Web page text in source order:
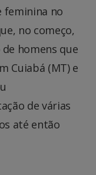
feminina no
no começo,
homens que
Cuiabá (MT) e
de várias
até então